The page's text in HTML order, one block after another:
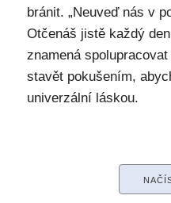
bránit. „Neuveď nás v
Otčenáš jistě každý
znamená
stavět pokušením,
univerzální láskou.